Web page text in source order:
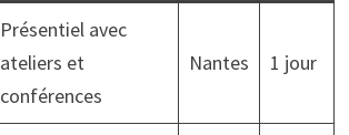
Présentiel avec
ateliers et
conférences
Nantes 1 jour